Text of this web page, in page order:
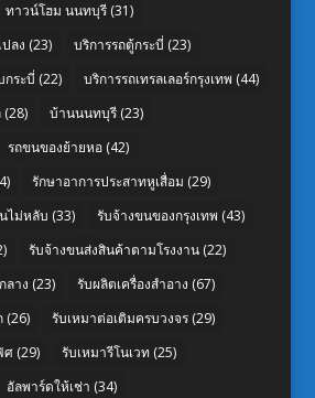
ทาวน์โฮม นนทบุรี(31)
ลง (23) บริการรถตู้กระบี่ (23)
ระบี่ (22) บริการรถเทรลเลอร์กรุงเทพ (44)
(28) บ้านนนทบุรี(23)
รถขนของย้ายหอ(42)
รักษาอาการประสาทหูเสื่อม (29)
ไม่หลับ (33) รับจ้างขนของกรุงเทพ (43)
รับจ้างขนส่งสินค้าตามโรงงาน(22)
ลาง (23) รับผลิตเครื่องสำอาง (67)
(26) รับเหมาต่อเติมครบวงจร(29)
ศ(29) รับเหมารีโนเวท (25)
อัลพาร์ดให้เช่า (34)